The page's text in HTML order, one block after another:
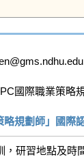
國際職業策略
規劃師」國際
研習地點及時